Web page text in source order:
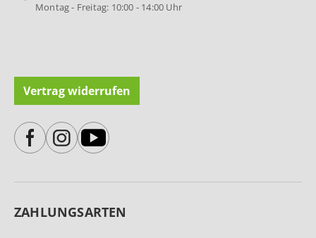
Montag - Freitag: 10:00 - 14:00 Uhr
Vertrag widerrufen
ZAHLUNGSARTEN